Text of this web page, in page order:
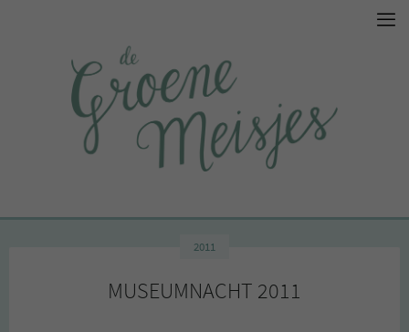
2011
MUSEUMNACHT 2011